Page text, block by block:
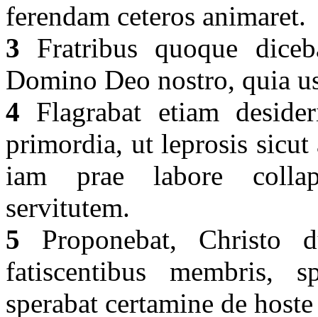
ferendam ceteros animaret.
3 Fratribus quoque
Domino Deo nostro, quia
4 Flagrabat etiam
primordia, ut leprosis
iam prae labore
servitutem.
5 Proponebat, Christo
fatiscentibus
sperabat certamine de